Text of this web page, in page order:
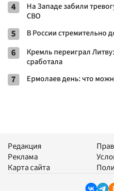
4
На Западе забили
СВО
5 В России стремительно
6
Кремль переиграл
сработала
7 Ермолаев день: что
Редакция
Реклама
Карта сайта